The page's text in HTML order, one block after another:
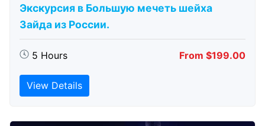
Экскурсия в Большую мечеть шейха
Зайда из России.
5 Hours From $199.00
View Details